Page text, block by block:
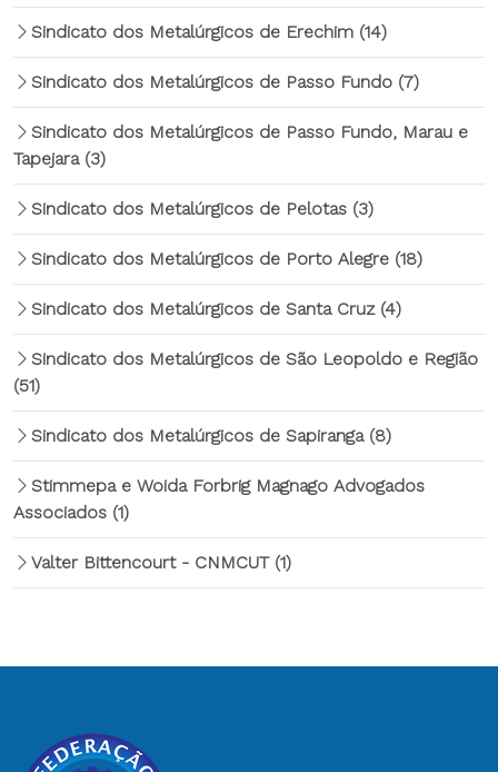
Sindicato dos Metalúrgicos de Erechim (14)
Sindicato dos Metalúrgicos de Passo Fundo (7)
Sindicato dos Metalúrgicos de Passo Fundo, Marau e
Tapejara (3)
Sindicato dos Metalúrgicos de Pelotas (3)
Sindicato dos Metalúrgicos de Porto Alegre (18)
Sindicato dos Metalúrgicos de Santa Cruz (4)
Sindicato dos Metalúrgicos de São Leopoldo e Região
(51)
Sindicato dos Metalúrgicos de Sapiranga (8)
Stimmepa e Woida Forbrig Magnago Advogados
Associados (1)
Valter Bittencourt - CNMCUT (1)